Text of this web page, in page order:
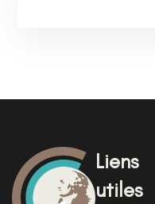
Liens
utiles